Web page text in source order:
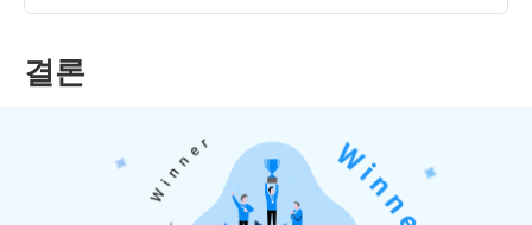
결론